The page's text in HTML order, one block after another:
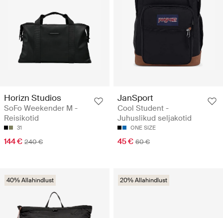
Horizn Studios
SoFo Weekender M -
Reisikotid
31
144 € 240 €
JanSport
Cool Student -
Juhuslikud seljakotid
ONE SIZE
45 € 60 €
40% Allahindlust 20% Allahindlust